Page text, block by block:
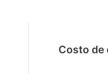
Costo de